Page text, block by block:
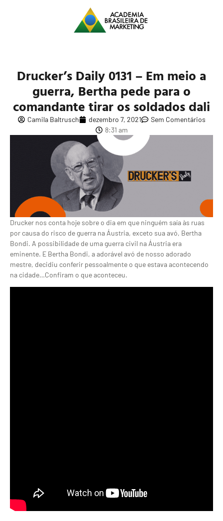
Drucker’s Daily 0131 – Em meio a
guerra, Bertha pede para o
comandante tirar os soldados dali
Camila Baltrusch dezembro 7, 2021
Sem Comentários
8:31 am
Drucker nos conta hoje sobre o dia em que ninguém saía às ruas
por causa do risco de guerra na Áustria, exceto sua avó, Bertha
Bondi. A possibilidade de uma guerra civil na Áustria era
eminente. E Bertha Bondi, a adorável avó de nosso adorado
mestre, decidiu conferir pessoalmente o que estava acontecendo
na cidade…Confiram o que aconteceu.